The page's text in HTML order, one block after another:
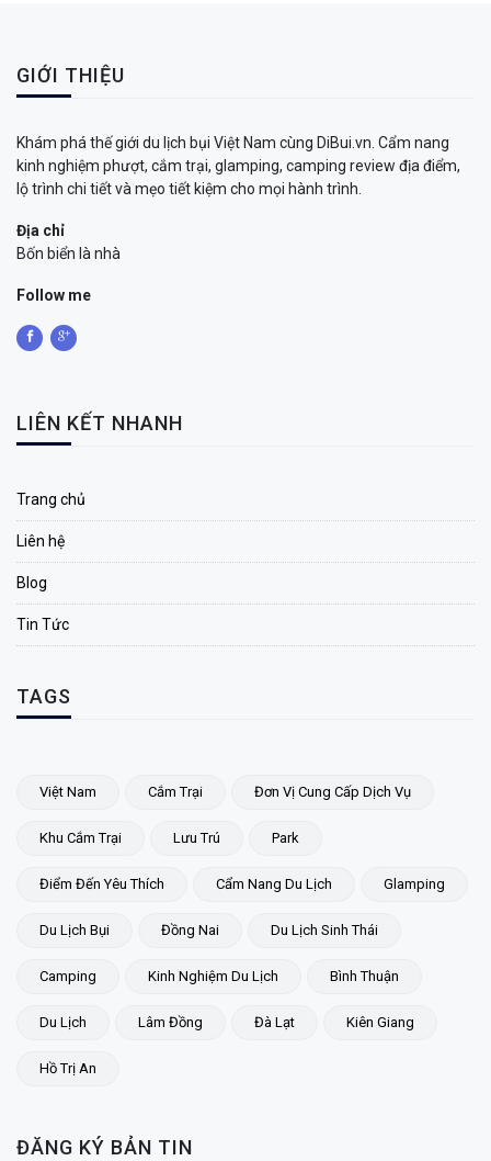
GIỚI THIỆU
Khám phá thế giới du lịch bụi Việt Nam cùng DiBui.vn. Cẩm nang
kinh nghiệm phượt, cắm trại, glamping, camping review địa điểm,
lộ trình chi tiết và mẹo tiết kiệm cho mọi hành trình.
Địa chỉ
Bốn biển là nhà
Follow me
LIÊN KẾT NHANH
Trang chủ
Liên hệ
Blog
Tin Tức
TAGS
Việt Nam Cắm Trại Đơn Vị Cung Cấp Dịch Vụ
Khu Cắm Trại Lưu Trú Park
Điểm Đến Yêu Thích Cẩm Nang Du Lịch Glamping
Du Lịch Bụi Đồng Nai Du Lịch Sinh Thái
Camping Kinh Nghiệm Du Lịch Bình Thuận
Du Lịch Lâm Đồng Đà Lạt Kiên Giang
Hồ Trị An
ĐĂNG KÝ BẢN TIN